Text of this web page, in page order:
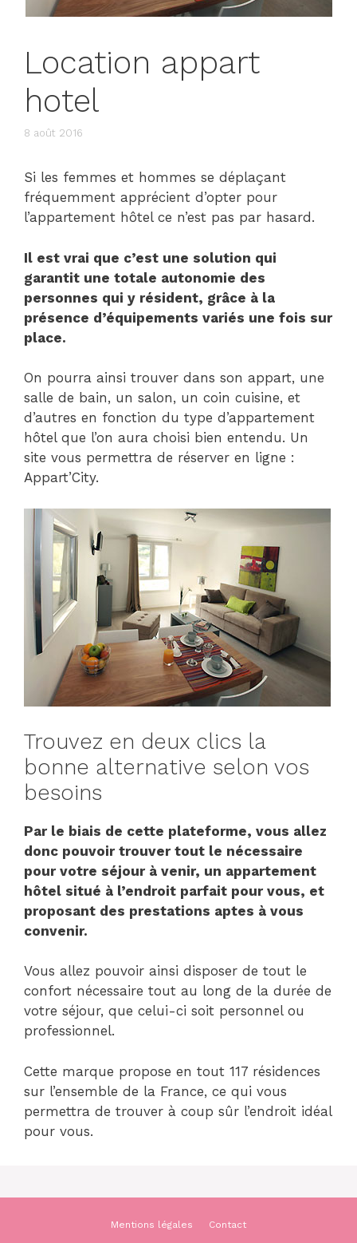
Location appart
hotel
8 août 2016
Si les femmes et hommes se déplaçant
fréquemment apprécient d’opter pour
l’appartement hôtel ce n’est pas par hasard.
Il est vrai que c’est une solution qui
garantit une totale autonomie des
personnes qui y résident, grâce à la
présence d’équipements variés une fois sur
place.
On pourra ainsi trouver dans son appart, une
salle de bain, un salon, un coin cuisine, et
d’autres en fonction du type d’appartement
hôtel que l’on aura choisi bien entendu. Un
site vous permettra de réserver en ligne :
Appart’City.
Trouvez en deux clics la
bonne alternative selon vos
besoins
Par le biais de cette plateforme, vous allez
donc pouvoir trouver tout le nécessaire
pour votre séjour à venir, un appartement
hôtel situé à l’endroit parfait pour vous, et
proposant des prestations aptes à vous
convenir.
Vous allez pouvoir ainsi disposer de tout le
confort nécessaire tout au long de la durée de
votre séjour, que celui-ci soit personnel ou
professionnel.
Cette marque propose en tout 117 résidences
sur l’ensemble de la France, ce qui vous
permettra de trouver à coup sûr l’endroit idéal
pour vous.
Mentions légales Contact